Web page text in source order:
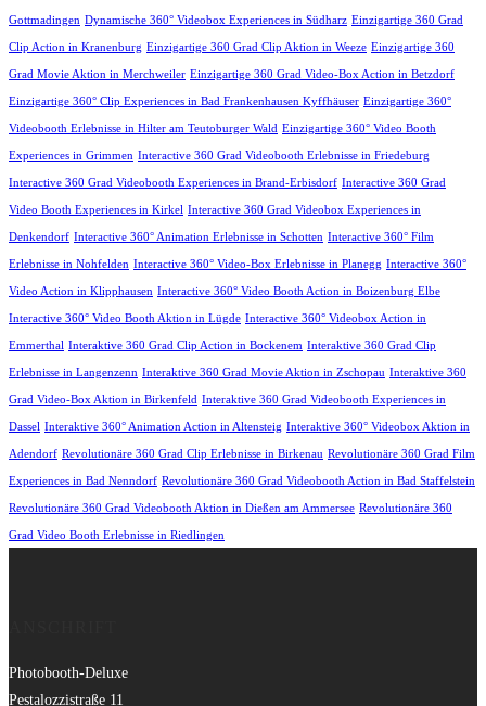
Gottmadingen Dynamische 360° Videobox Experiences in Südharz Einzigartige 360 Grad
Clip Action in Kranenburg Einzigartige 360 Grad Clip Aktion in Weeze Einzigartige 360
Grad Movie Aktion in Merchweiler Einzigartige 360 Grad Video-Box Action in Betzdorf
Einzigartige 360° Clip Experiences in Bad Frankenhausen Kyffhäuser Einzigartige 360°
Videobooth Erlebnisse in Hilter am Teutoburger Wald Einzigartige 360° Video Booth
Experiences in Grimmen Interactive 360 Grad Videobooth Erlebnisse in Friedeburg
Interactive 360 Grad Videobooth Experiences in Brand-Erbisdorf Interactive 360 Grad
Video Booth Experiences in Kirkel Interactive 360 Grad Videobox Experiences in
Denkendorf Interactive 360° Animation Erlebnisse in Schotten Interactive 360° Film
Erlebnisse in Nohfelden Interactive 360° Video-Box Erlebnisse in Planegg Interactive 360°
Video Action in Klipphausen Interactive 360° Video Booth Action in Boizenburg Elbe
Interactive 360° Video Booth Aktion in Lügde Interactive 360° Videobox Action in
Emmerthal Interaktive 360 Grad Clip Action in Bockenem Interaktive 360 Grad Clip
Erlebnisse in Langenzenn Interaktive 360 Grad Movie Aktion in Zschopau Interaktive 360
Grad Video-Box Aktion in Birkenfeld Interaktive 360 Grad Videobooth Experiences in
Dassel Interaktive 360° Animation Action in Altensteig Interaktive 360° Videobox Aktion in
Adendorf Revolutionäre 360 Grad Clip Erlebnisse in Birkenau Revolutionäre 360 Grad Film
Experiences in Bad Nenndorf Revolutionäre 360 Grad Videobooth Action in Bad Staffelstein
Revolutionäre 360 Grad Videobooth Aktion in Dießen am Ammersee Revolutionäre 360
Grad Video Booth Erlebnisse in Riedlingen
Photobooth-Deluxe
Pestalozzistraße 11